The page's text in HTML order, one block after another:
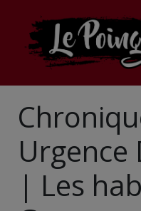
Urgence
| Les